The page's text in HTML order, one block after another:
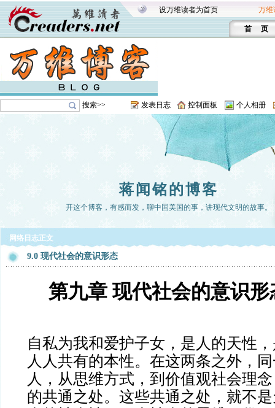
设万维读者为首页 万维
首 页
搜索>> 发表日志 控制面板 个人相册
蒋闻铭的博客
开这个博客，有感而发，聊中国美国的事，讲现代文明的故事。
网络日志正文
9.0 现代社会的意识形态
第九章 现代社会的意识
自私为我和爱护子女，是人的天性
人人共有的本性。在这两条之外，
人，从思维方式，到价值观社会理
的共通之处。这些共通之处，就不